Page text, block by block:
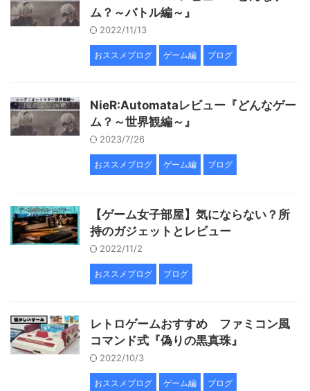
ム？～バトル編～』
2022/11/13
おススメブログ ゲーム編 ブログ
NieR:Automataレビュー『どんなゲー
ム？～世界観編～』
2023/7/26
おススメブログ ゲーム編 ブログ
【ゲーム女子部屋】気にならない？所
持のガジェットとレビュー
2022/11/2
おススメブログ ブログ
レトロゲームおすすめ ファミコン風
コマンド式『偽りの黒真珠』
2022/10/3
おススメブログ ゲーム編 ブログ